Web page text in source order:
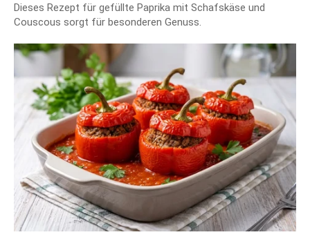
Dieses Rezept für gefüllte Paprika mit Schafskäse und
Couscous sorgt für besonderen Genuss.